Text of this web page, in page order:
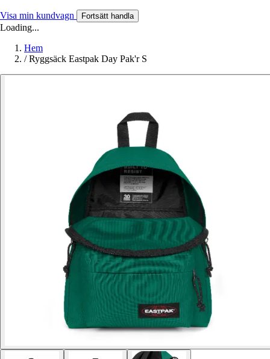
Visa min kundvagn Fortsätt handla
Loading...
Hem
/ Ryggsäck Eastpak Day Pak'r S